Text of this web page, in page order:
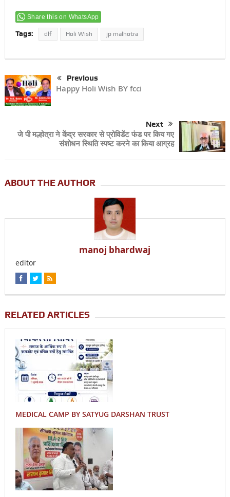
Share this on WhatsApp
Tags: dlf Holi Wish jp malhotra
Previous
Happy Holi Wish BY fcci
Next
जे पी मल्होत्रा ने केंद्र सरकार से प्रोविडेंट फंड पर किय गए
संशोधन स्थिति स्पष्ट करने का किया आग्रह
ABOUT THE AUTHOR
manoj bhardwaj
editor
RELATED ARTICLES
MEDICAL CAMP BY SATYUG DARSHAN TRUST